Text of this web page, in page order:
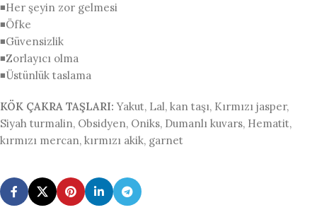
◾Her şeyin zor gelmesi
◾Öfke
◾Güvensizlik
◾Zorlayıcı olma
◾Üstünlük taslama
KÖK ÇAKRA TAŞLARI:Yakut, Lal, kan taşı, Kırmızı jasper,
Siyah turmalin, Obsidyen, Oniks, Dumanlı kuvars, Hematit,
kırmızı mercan, kırmızı akik, garnet